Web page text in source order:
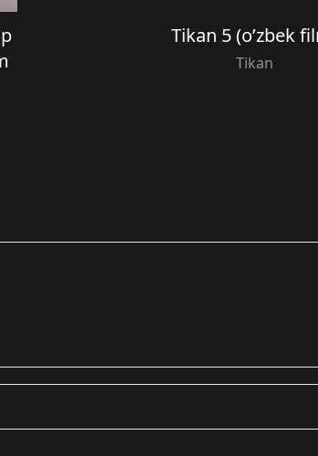
Tikan 5 (o’zbek
Tikan